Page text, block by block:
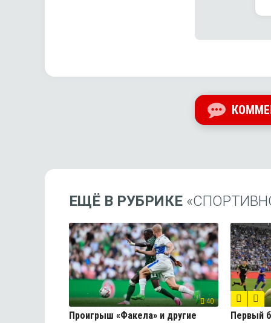
ЕЩЁ В РУБРИКЕ
40
Проигрыш «Факела» и другие
Первый